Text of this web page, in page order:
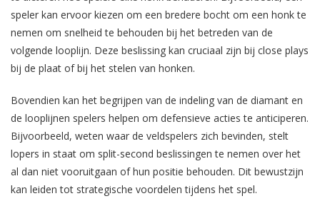
speler kan ervoor kiezen om een bredere bocht om een honk te
nemen om snelheid te behouden bij het betreden van de
volgende looplijn. Deze beslissing kan cruciaal zijn bij close plays
bij de plaat of bij het stelen van honken.
Bovendien kan het begrijpen van de indeling van de diamant en
de looplijnen spelers helpen om defensieve acties te anticiperen.
Bijvoorbeeld, weten waar de veldspelers zich bevinden, stelt
lopers in staat om split-second beslissingen te nemen over het
al dan niet vooruitgaan of hun positie behouden. Dit bewustzijn
kan leiden tot strategische voordelen tijdens het spel.